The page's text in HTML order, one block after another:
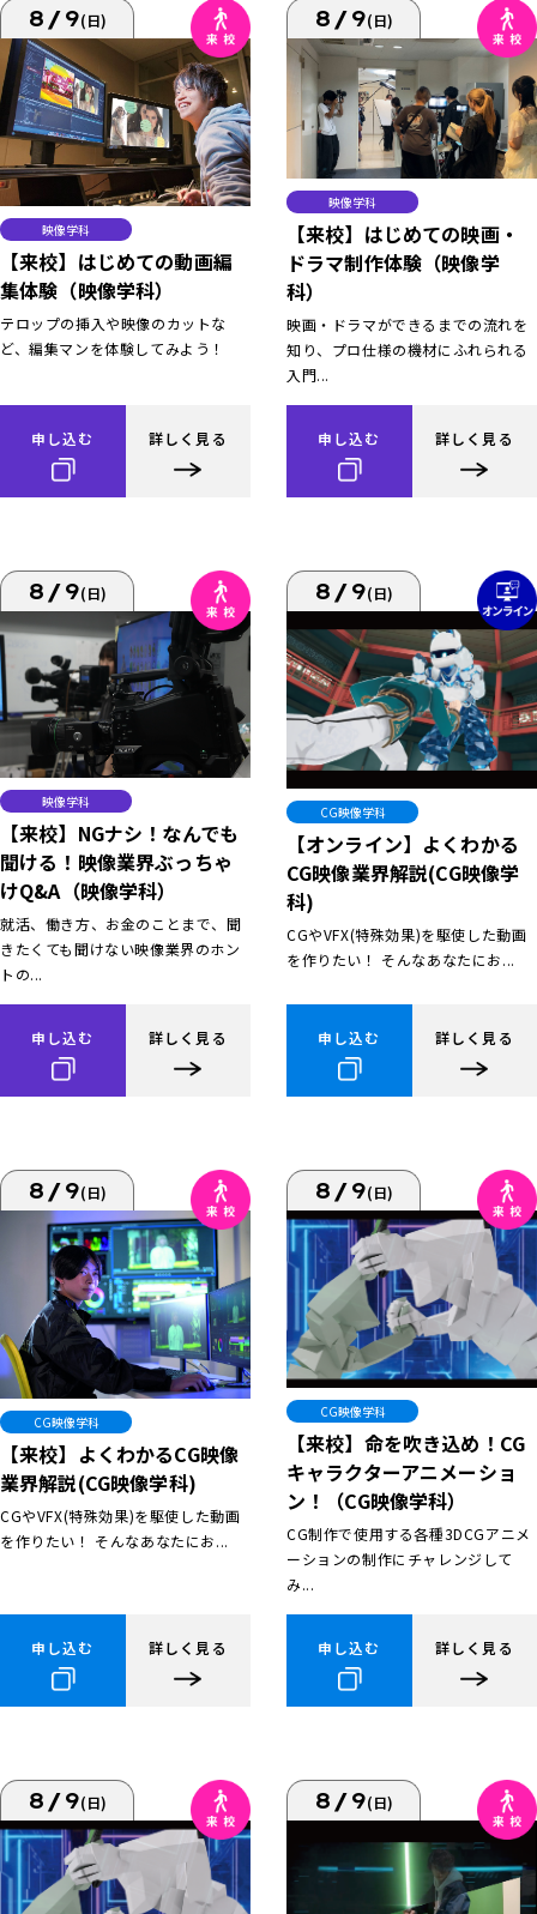
8/9(日)
映像学科
【来校】はじめての動画編
集体験（映像学科）
テロップの挿入や映像のカットな
ど、編集マンを体験してみよう！
申し込む 詳しく見る
8/9(日)
映像学科
【来校】はじめての映画・
ドラマ制作体験（映像学
科）
映画・ドラマができるまでの流れを
知り、プロ仕様の機材にふれられる
入門...
申し込む 詳しく見る
8/9(日)
映像学科
【来校】NGナシ！なんでも
聞ける！映像業界ぶっちゃ
けQ&A（映像学科）
就活、働き方、お金のことまで、聞
きたくても聞けない映像業界のホン
トの...
申し込む 詳しく見る
8/9(日)
CG映像学科
【オンライン】よくわかる
CG映像業界解説(CG映像学
科)
CGやVFX(特殊効果)を駆使した動画
を作りたい！ そんなあなたにお...
申し込む 詳しく見る
8/9(日)
CG映像学科
【来校】よくわかるCG映像
業界解説(CG映像学科)
CGやVFX(特殊効果)を駆使した動画
を作りたい！ そんなあなたにお...
申し込む 詳しく見る
8/9(日)
CG映像学科
【来校】命を吹き込め！CG
キャラクターアニメーショ
ン！（CG映像学科）
CG制作で使用する各種3DCGアニメ
ーションの制作にチャレンジして
み...
申し込む 詳しく見る
8/9(日) 8/9(日)